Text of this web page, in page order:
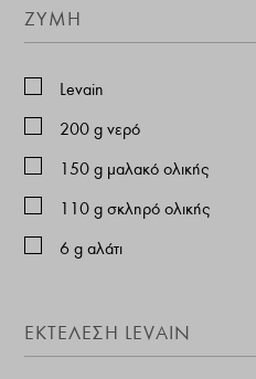
ZYMH
Levain
200 g νερό
150 g μαλακό ολικής
110 g σκληρό ολικής
6 g αλάτι
ΕΚΤΕΛΕΣΗ LEVAIN